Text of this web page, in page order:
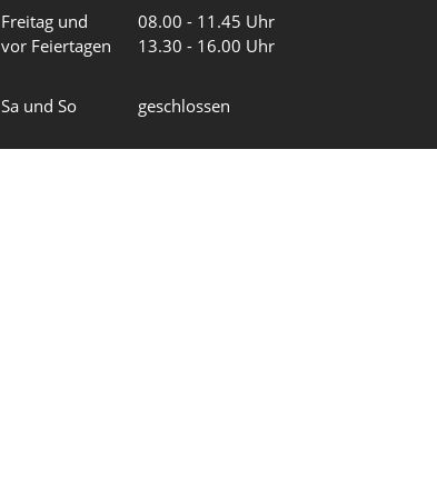
Freitag und
vor Feiertagen
08.00 - 11.45 Uhr
13.30 - 16.00 Uhr
Sa und So geschlossen